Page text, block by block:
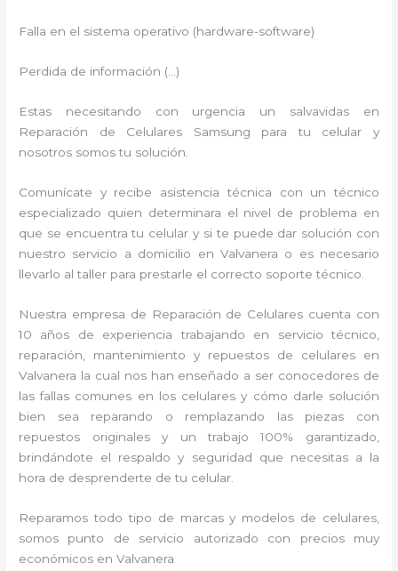
Falla en el sistema operativo (hardware-software)
Perdida de información (…)
Estas necesitando con urgencia un salvavidas en
Reparación de Celulares Samsung para tu celular y
nosotros somos tu solución.
Comunícate y recibe asistencia técnica con un técnico
especializado quien determinara el nivel de problema en
que se encuentra tu celular y si te puede dar solución con
nuestro servicio a domicilio en Valvanera o es necesario
llevarlo al taller para prestarle el correcto soporte técnico.
Nuestra empresa de Reparación de Celulares cuenta con
10 años de experiencia trabajando en servicio técnico,
reparación, mantenimiento y repuestos de celulares en
Valvanera la cual nos han enseñado a ser conocedores de
las fallas comunes en los celulares y cómo darle solución
bien sea reparando o remplazando las piezas con
repuestos originales y un trabajo 100% garantizado,
brindándote el respaldo y seguridad que necesitas a la
hora de desprenderte de tu celular.
Reparamos todo tipo de marcas y modelos de celulares,
somos punto de servicio autorizado con precios muy
económicos en Valvanera